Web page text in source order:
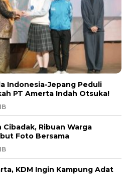
Indonesia-Jepang Peduli
PT Amerta Indah Otsuka!
Ribuan Warga
Foto Bersama
KDM Ingin Kampung Adat